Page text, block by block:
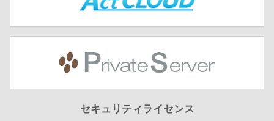
セキュリティライセンス